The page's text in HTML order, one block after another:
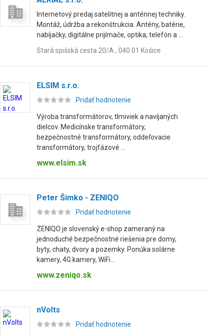
Internetový predaj satelitnej a anténnej techniky.
Montáž, údržba a rekonštrukcia. Antény, batérie,
nabíjačky, digitálne prijímače, optika, telefón a ...
Stará spišská cesta 20/A , 040 01 Košice
ELSIM s.r.o.
Pridať hodnotenie
Výroba transformátorov, tlmiviek a navíjaných
dielcov. Medicínske transformátory,
bezpečnostné transformátory, oddeľovacie
transformátory, trojfázové ...
www.elsim.sk
Peter Šimko - ZENIQO
Pridať hodnotenie
ZENIQO je slovenský e-shop zameraný na
jednoduché bezpečnostné riešenia pre domy,
byty, chaty, dvory a pozemky. Ponúka solárne
kamery, 4G kamery, WiFi...
www.zeniqo.sk
nVolts
Pridať hodnotenie